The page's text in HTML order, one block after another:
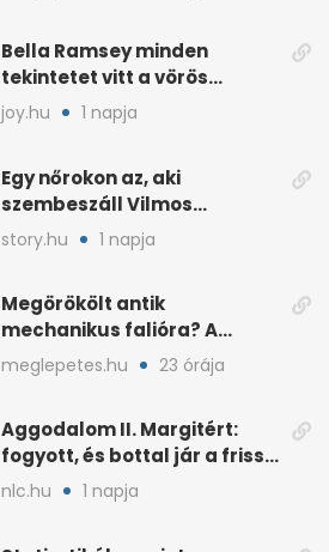
Bella Ramsey minden
tekintetet vitt a vörös
szőnyegen, a kritikák
ellenére
joy.hu 1 napja
Egy nőrokon az, aki
szembeszáll Vilmos
herceggel, ha elszáll
story.hu 1 napja
Megörökölt antik
mechanikus falióra? A
padláson is komoly érték
lehet
meglepetes.hu 23 órája
Aggodalom II. Margitért:
fogyott, és bottal jár a friss
fotókon
nlc.hu 1 napja